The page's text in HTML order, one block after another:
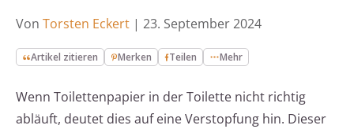
Von Torsten Eckert | 23. September 2024
Artikel zitieren Merken Teilen Mehr
Wenn Toilettenpapier in der Toilette nicht richtig
abläuft, deutet dies auf eine Verstopfung hin. Dieser